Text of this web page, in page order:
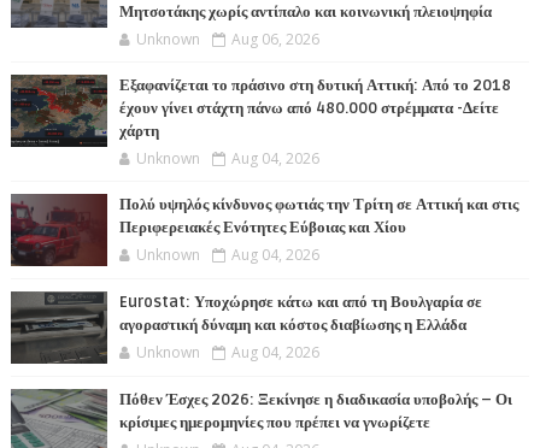
Μητσοτάκης χωρίς αντίπαλο και κοινωνική πλειοψηφία
Unknown Aug 06, 2026
Εξαφανίζεται το πράσινο στη δυτική Αττική: Από το 2018
έχουν γίνει στάχτη πάνω από 480.000 στρέμματα -Δείτε
χάρτη
Unknown Aug 04, 2026
Πολύ υψηλός κίνδυνος φωτιάς την Τρίτη σε Αττική και στις
Περιφερειακές Ενότητες Εύβοιας και Χίου
Unknown Aug 04, 2026
Eurostat: Υποχώρησε κάτω και από τη Βουλγαρία σε
αγοραστική δύναμη και κόστος διαβίωσης η Ελλάδα
Unknown Aug 04, 2026
Πόθεν Έσχες 2026: Ξεκίνησε η διαδικασία υποβολής – Οι
κρίσιμες ημερομηνίες που πρέπει να γνωρίζετε